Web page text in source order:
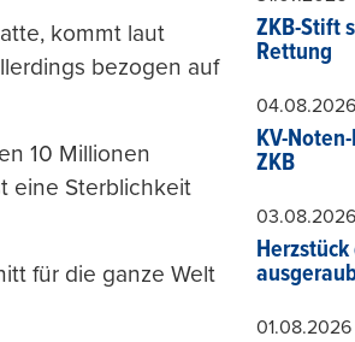
kommt laut
bezogen auf
10 Millionen
eine Sterblichkeit
für die ganze Welt
ZKB-Stift
Rettung
04.08.2026
KV-
ZKB
03.08.2026
01.08.2026